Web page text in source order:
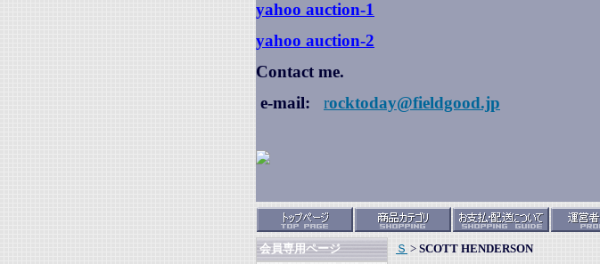
yahoo auction-1
yahoo auction-2
Contact me.
e-mail:
rocktoday@fieldgood.jp
会員専用ページ
Ｓ > SCOTT HENDERSON